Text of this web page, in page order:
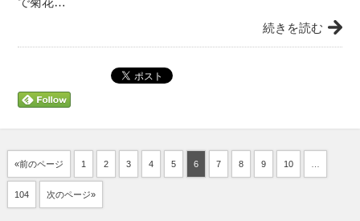
続きを読む
«前のページ 1 2 3 4 5 6 7 8 9 10
104 次のページ»